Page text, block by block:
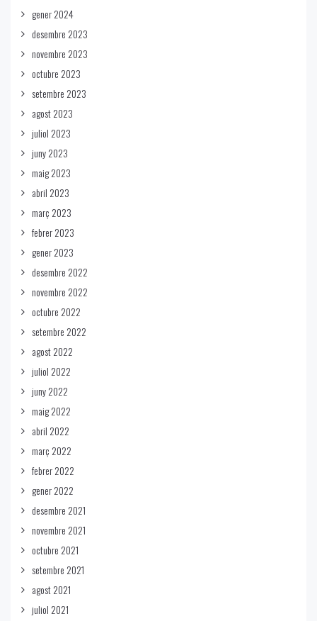
gener 2024
desembre 2023
novembre 2023
octubre 2023
setembre 2023
agost 2023
juliol 2023
juny 2023
maig 2023
abril 2023
març 2023
febrer 2023
gener 2023
desembre 2022
novembre 2022
octubre 2022
setembre 2022
agost 2022
juliol 2022
juny 2022
maig 2022
abril 2022
març 2022
febrer 2022
gener 2022
desembre 2021
novembre 2021
octubre 2021
setembre 2021
agost 2021
juliol 2021